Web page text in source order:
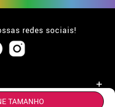
TAMANHO
redes sociais!